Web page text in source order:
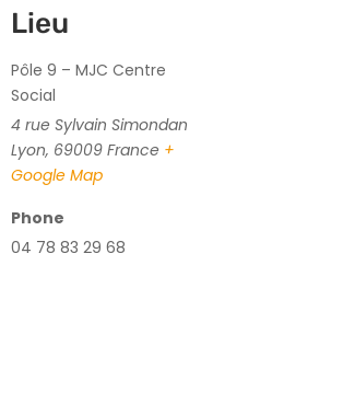
Lieu
Pôle 9 – MJC Centre
Social
4 rue Sylvain Simondan
Lyon, 69009 France +
Google Map
Phone
04 78 83 29 68